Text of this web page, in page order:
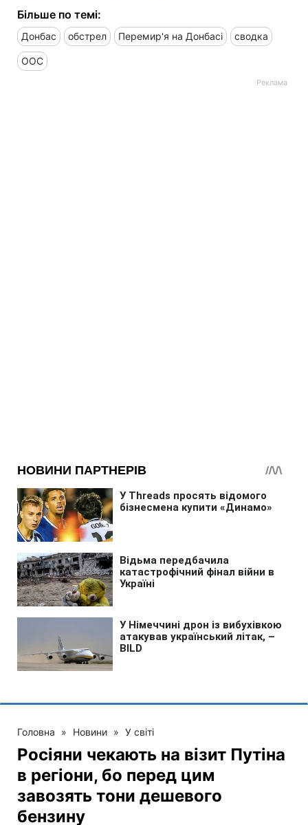
Більше по темі:
Донбас обстрел Перемир'я на Донбасі сводка
ООС
Головна » Новини » У світі
Росіяни чекають на візит Путіна
в регіони, бо перед цим
завозять тони дешевого
бензину